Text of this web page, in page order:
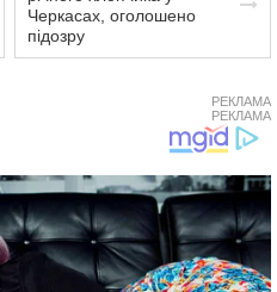
Черкасах, оголошено
підозру
РЕКЛАМА
РЕКЛАМА